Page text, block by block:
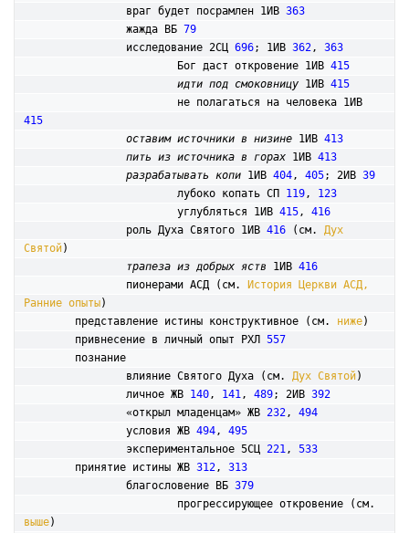
		враг будет посрамлен 1ИВ
363
		жажда ВБ
79
исследование 2СЦ 696; 1ИВ 362, 363
			Бог даст откровение 1ИВ
415
идти под смоковницу 1ИВ 415
415
оставим источники в низине 1ИВ 413
пить из источника в горах 1ИВ 413
разрабатывать копи 1ИВ 404, 405; 2ИВ 39
			лубоко копать СП
119, 123
			углубляться 1ИВ
415, 416
		роль Духа Святого 1ИВ
416 (см. Дух
Святой)
трапеза из добрых яств 1ИВ 416
		пионерами АСД (см.
История Церкви АСД,
Ранние опыты)
	представление истины конструктивное (см.
ниже)
	привнесение в личный опыт РХЛ
557
		влияние Святого Духа (см.
Дух Святой)
		личное ЖВ
140, 141, 489; 2ИВ 392
		«открыл младенцам» ЖВ
232, 494
		условия ЖВ
494, 495
		экспериментальное 5СЦ
221, 533
принятие истины ЖВ 312, 313
		благословение ВБ
379
выше)